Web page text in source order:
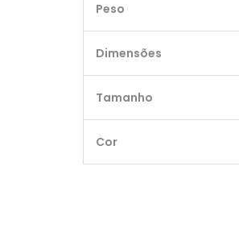
Peso
Dimensões
Tamanho
Cor